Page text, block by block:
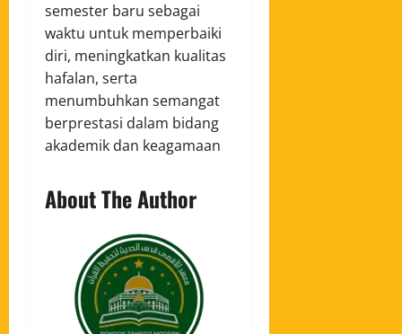
semester baru sebagai
waktu untuk memperbaiki
diri, meningkatkan kualitas
hafalan, serta
menumbuhkan semangat
berprestasi dalam bidang
akademik dan keagamaan
About The Author